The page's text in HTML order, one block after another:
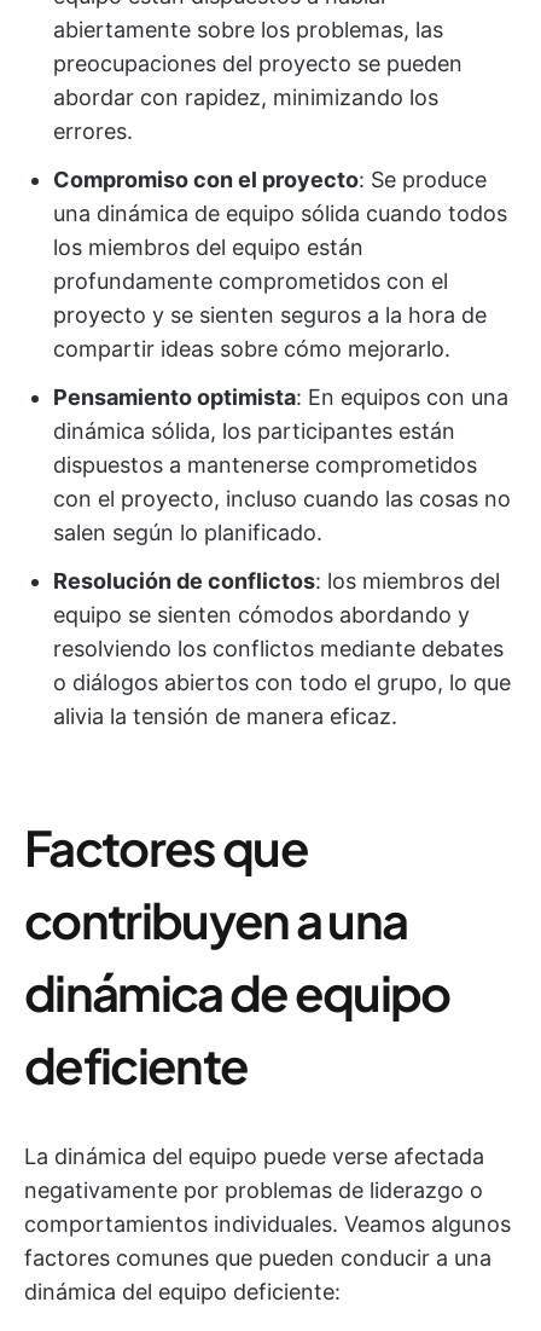
abiertamente sobre los problemas, las
preocupaciones del proyecto se pueden
abordar con rapidez, minimizando los
errores.
Compromiso con el proyecto: Se produce
una dinámica de equipo sólida cuando todos
los miembros del equipo están
profundamente comprometidos con el
proyecto y se sienten seguros a la hora de
compartir ideas sobre cómo mejorarlo.
Pensamiento optimista: En equipos con una
dinámica sólida, los participantes están
dispuestos a mantenerse comprometidos
con el proyecto, incluso cuando las cosas no
salen según lo planificado.
Resolución de conflictos: los miembros del
equipo se sienten cómodos abordando y
resolviendo los conflictos mediante debates
o diálogos abiertos con todo el grupo, lo que
alivia la tensión de manera eficaz.
Factores que
contribuyen a una
dinámica de equipo
deficiente
La dinámica del equipo puede verse afectada
negativamente por problemas de liderazgo o
comportamientos individuales. Veamos algunos
factores comunes que pueden conducir a una
dinámica del equipo deficiente: